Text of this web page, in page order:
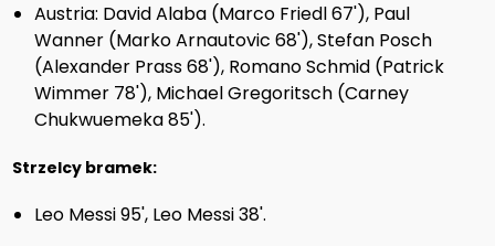
Austria: David Alaba (Marco Friedl 67'), Paul
Wanner (Marko Arnautovic 68'), Stefan Posch
(Alexander Prass 68'), Romano Schmid (Patrick
Wimmer 78'), Michael Gregoritsch (Carney
Chukwuemeka 85').
Strzelcy bramek:
Leo Messi 95', Leo Messi 38'.